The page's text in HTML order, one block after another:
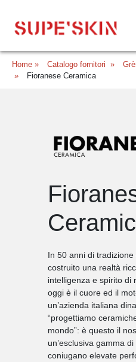
Home » Catalogo fornitori »
»
Fioranese Ceramica
In 50 anni di
costruito una realtà
intelligenza e spirito di
oggi è il cuore ed il
un’azienda italiana
“progettiamo
mondo”: è questo il
un’esclusiva gamma
coniugano elevate